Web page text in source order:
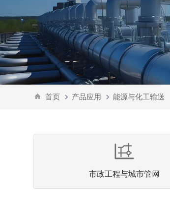
首页 产品应用 能源与化工输送
市政工程与城市管网